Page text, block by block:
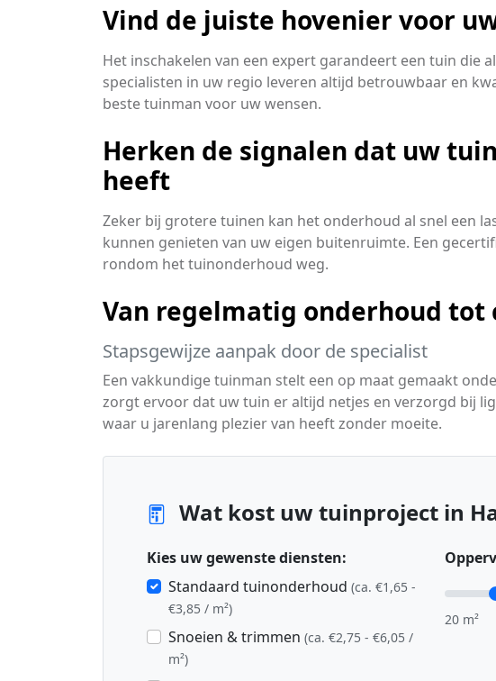
Vind de juiste hovenier voor
Het inschakelen van een expert garandeert een tuin die
specialisten in uw regio leveren altijd betrouwbaar en
beste tuinman voor uw wensen.
Herken de signalen dat uw
heeft
Zeker bij grotere tuinen kan het onderhoud al snel een
kunnen genieten van uw eigen buitenruimte. Een
rondom het tuinonderhoud weg.
Van regelmatig onderhoud
Stapsgewijze aanpak door de specialist
Een vakkundige tuinman stelt een op maat gemaakt
zorgt ervoor dat uw tuin er altijd netjes en verzorgd bij
waar u jarenlang plezier van heeft zonder moeite.
Wat kost uw tuinproject in
Kies uw gewenste diensten:
Standaard tuinonderhoud (ca. €1,65 -
€3,85 / m²)
Snoeien & trimmen (ca. €2,75 - €6,05 /
m²)
20 m²